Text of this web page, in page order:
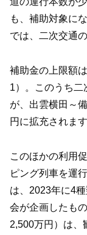
も、補助対象に
では、二次交通
補助金の上限額
1）。このうち二
が、出雲横田～
円に拡充されます
このほかの利用
ピング列車を運
は、2023年に4
会が企画したも
2,500万円）は、